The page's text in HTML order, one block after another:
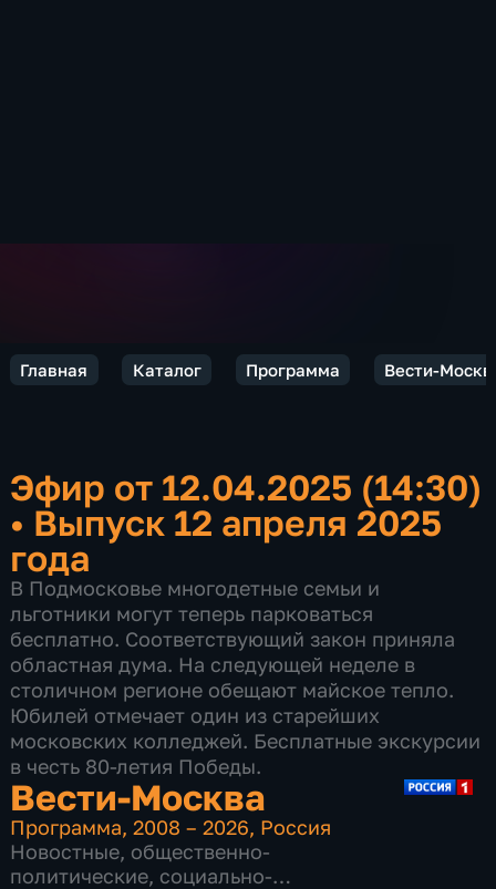
Главная Каталог Программа Вести-
Эфир от 12.04.2025 (14:30)
• Выпуск 12 апреля 2025
года
В Подмосковье многодетные семьи и
льготники могут теперь парковаться
бесплатно. Соответствующий закон приняла
областная дума. На следующей неделе в
столичном регионе обещают майское тепло.
Юбилей отмечает один из старейших
московских колледжей. Бесплатные экскурсии
в честь 80-летия Победы.
Вести-Москва
Программа,2008 – 2026, Россия
Новостные, общественно-
политические, социально-